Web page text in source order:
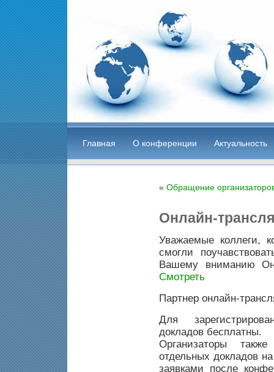
Главная О конференции Актуальность
« Обращение
Онлайн-
Уважаемые коллеги,
смогли
Вашему вниманию
Смотреть
Партнер онлайн-
Для
докладов бесплатны.
Организаторы
отдельных докладов
заявками после